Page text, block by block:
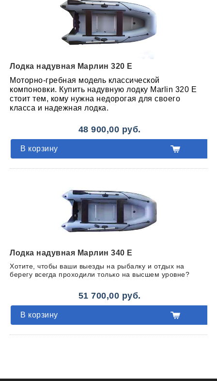
Лодка надувная Марлин 320 E
Моторно-гребная модель классической
компоновки. Купить надувную лодку Marlin 320 Е
стоит тем, кому нужна недорогая для своего
класса и надежная лодка.
В корзину
48 900,00 руб.
Лодка надувная Марлин 340 E
Хотите, чтобы ваши выезды на рыбалку и отдых на
берегу всегда проходили только на высшем уровне?
В корзину
51 700,00 руб.